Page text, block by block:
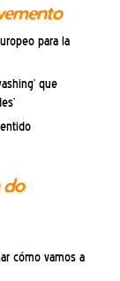
para la
que
do
cómo vamos a